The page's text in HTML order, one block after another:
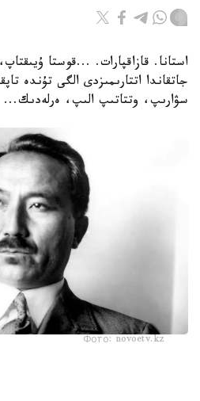
استانا. قازاقپارات. ...قوستا
جاتقاندا اتتارىمىزدى الگى تۇندە
سۋارىپ، وتتاتىپ الىپ، ەرلەدىك...
Фото: novoetv.kz